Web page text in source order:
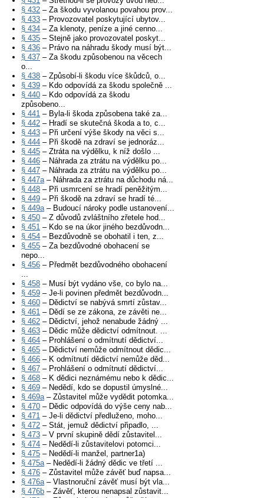
§ 432 – Za škodu vyvolanou povahou prov...
§ 433 – Provozovatel poskytující ubytov...
§ 434 – Za klenoty, peníze a jiné cenno...
§ 435 – Stejně jako provozovatel poskyt...
§ 436 – Právo na náhradu škody musí být...
§ 437 – Za škodu způsobenou na věcech
o...
§ 438 – Způsobí-li škodu více škůdců, o...
§ 439 – Kdo odpovídá za škodu společně ...
§ 440 – Kdo odpovídá za škodu
způsobeno...
§ 441 – Byla-li škoda způsobena také za...
§ 442 – Hradí se skutečná škoda a to, c...
§ 443 – Při určení výše škody na věci s...
§ 444 – Při škodě na zdraví se jednoráz...
§ 445 – Ztráta na výdělku, k níž došlo ...
§ 446 – Náhrada za ztrátu na výdělku po...
§ 447 – Náhrada za ztrátu na výdělku po...
§ 447a– Náhrada za ztrátu na důchodu ná...
§ 448 – Při usmrcení se hradí peněžitým...
§ 449 – Při škodě na zdraví se hradí té...
§ 449a– Budoucí nároky podle ustanovení...
§ 450 – Z důvodů zvláštního zřetele hod...
§ 451 – Kdo se na úkor jiného bezdůvodn...
§ 454 – Bezdůvodně se obohatil i ten, z...
§ 455 – Za bezdůvodné obohacení se
nepo...
§ 456 – Předmět bezdůvodného obohacení
...
§ 458 – Musí být vydáno vše, co bylo na...
§ 459 – Je-li povinen předmět bezdůvodn...
§ 460 – Dědictví se nabývá smrtí zůstav...
§ 461 – Dědí se ze zákona, ze závěti ne...
§ 462 – Dědictví, jehož nenabude žádný ...
§ 463 – Dědic může dědictví odmítnout. ...
§ 464 – Prohlášení o odmítnutí dědictví...
§ 465 – Dědictví nemůže odmítnout dědic...
§ 466 – K odmítnutí dědictví nemůže děd...
§ 467 – Prohlášení o odmítnutí dědictví...
§ 468 – K dědici neznámému nebo k dědic...
§ 469 – Nedědí, kdo se dopustil úmyslné...
§ 469a– Zůstavitel může vydědit potomka...
§ 470 – Dědic odpovídá do výše ceny nab...
§ 471 – Je-li dědictví předluženo, moho...
§ 472 – Stát, jemuž dědictví připadlo, ...
§ 473 – V první skupině dědí zůstavitel...
§ 474 – Nedědí-li zůstavitelovi potomci...
§ 475 – Nedědí-li manžel, partner1a)
§ 475a– Nedědí-li žádný dědic ve třetí ...
§ 476 – Zůstavitel může závěť buď napsa...
§ 476a– Vlastnoruční závěť musí být vla...
§ 476b – Závěť, kterou nenapsal zůstavit...